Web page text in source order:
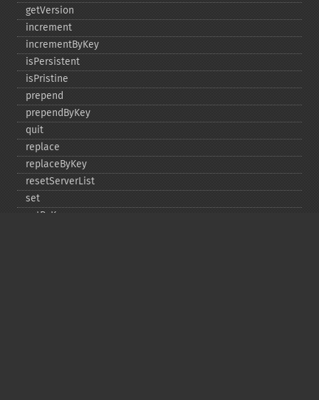
getVersion
increment
incrementByKey
isPersistent
isPristine
prepend
prependByKey
quit
replace
replaceByKey
resetServerList
set
setByKey